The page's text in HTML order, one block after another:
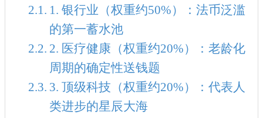
1. 银行业（权重约50%）：法币泛滥
的第一蓄水池
2. 医疗健康（权重约20%）：老龄化
周期的确定性送钱题
3. 顶级科技（权重约20%）：代表人
类进步的星辰大海